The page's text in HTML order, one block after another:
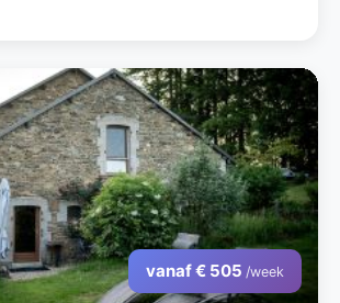
vanaf € 505 /week